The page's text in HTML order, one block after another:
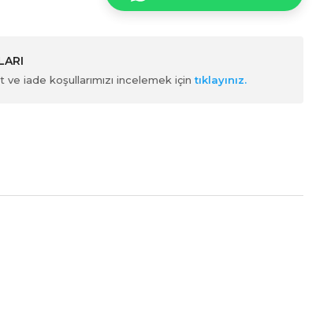
iade koşullarımızı incelemek içintıklayınız.